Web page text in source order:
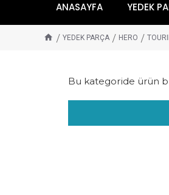
ANASAYFA YEDEK
YEDEK PARÇA HERO
Bu kategoride ürün